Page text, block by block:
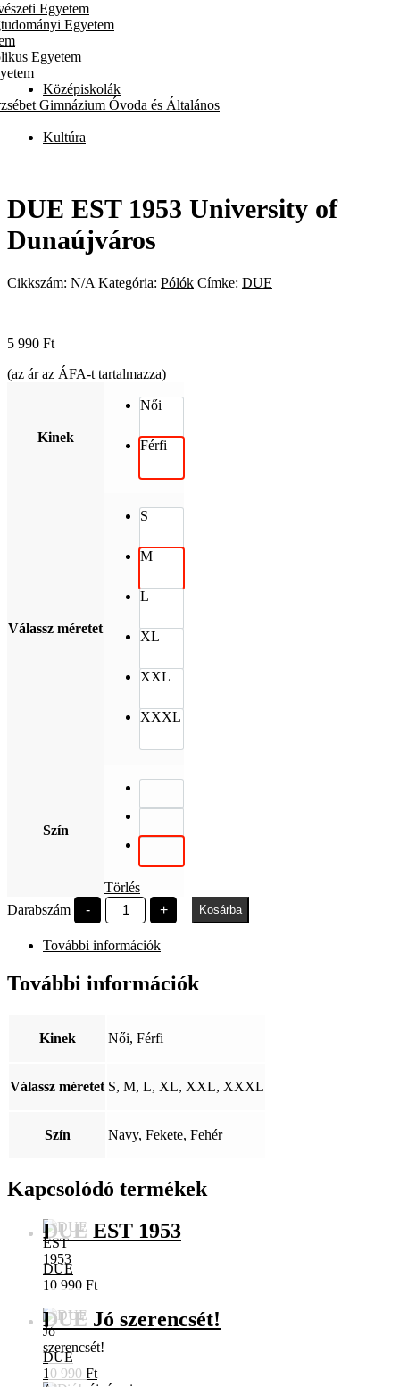
Egyetem
Egyetem
Egyetem
Középiskolák
Gimnázium Óvoda és Általános
Kultúra
DUE EST 1953 University of
Dunaújváros
Cikkszám: N/A Kategória: Pólók Címke: DUE
5 990 Ft
(az ár az ÁFA-t tartalmazza)
Kinek
Női
Férfi
Válassz méretet
S
M
L
XL
XXL
XXXL
Szín
Törlés
Darabszám
-
DUE
EST
University
Dunaújváros
mennyiség
+ Kosárba
További információk
További információk
Kinek Női, Férfi
Válassz méretet S, M, L, XL, XXL, XXXL
Szín Navy, Fekete, Fehér
Kapcsolódó termékek
DUE EST 1953
DUE
10 990 Ft
DUE Jó szerencsét!
DUE
10 990 Ft